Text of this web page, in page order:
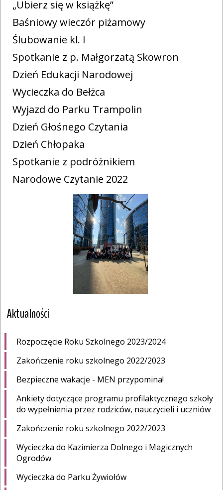
„Ubierz się w książkę”
Baśniowy wieczór piżamowy
Ślubowanie kl. I
Spotkanie z p. Małgorzatą Skowron
Dzień Edukacji Narodowej
Wycieczka do Bełżca
Wyjazd do Parku Trampolin
Dzień Głośnego Czytania
Dzień Chłopaka
Spotkanie z podróżnikiem
Narodowe Czytanie 2022
Aktualności
Rozpoczęcie Roku Szkolnego 2023/2024
Zakończenie roku szkolnego 2022/2023
Bezpieczne wakacje - MEN przypomina!
Ankiety dotyczące programu profilaktycznego szkoły
do wypełnienia przez rodziców, nauczycieli i uczniów
Zakończenie roku szkolnego 2022/2023
Wycieczka do Kazimierza Dolnego i Magicznych
Ogrodów
Wycieczka do Parku Żywiołów